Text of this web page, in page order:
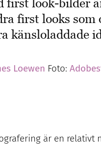
first looks som
känsloladdade
Loewen Foto:
är en relativt